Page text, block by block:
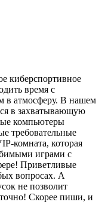
киберспортивное
время с
в атмосферу. В нашем
в захватывающую
компьютеры
требовательные
комната, которая
играми с
Приветливые
вопросах. А
не позволит
Скорее пиши, и